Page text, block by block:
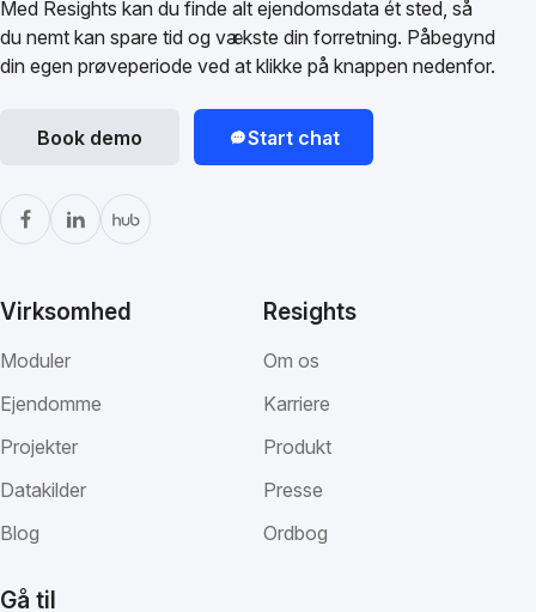
Med Resights kan du finde alt ejendomsdata ét sted, så
du nemt kan spare tid og vækste din forretning. Påbegynd
din egen prøveperiode ved at klikke på knappen nedenfor.
Book demo Start chat
Virksomhed
Moduler
Ejendomme
Projekter
Datakilder
Blog
Resights
Om os
Karriere
Produkt
Presse
Ordbog
Gå til